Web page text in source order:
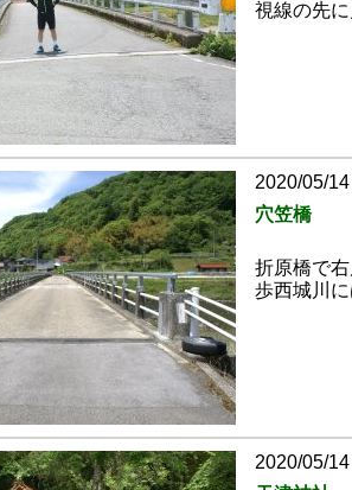
視線の先
2020/05/
穴笠橋
折原橋で
歩西城川
2020/05/